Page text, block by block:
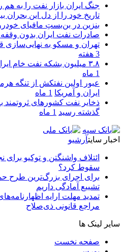
جنگ ایران بازار نفت را به
تاریخ خود را از دل این بحران
بنزین در بن‌بستِ مافیای
صادرات نفت ایران بدون وقفه
تهران و مسکو به نهایی‌سازی
3 هفته
۳.۸ میلیون بشکه نفت خام ایران از محاصره آمریکا عبور کرد
1 ماه
عبور اولین نفتکش از تنگه
ایران و آمریکا 1 ماه
گذشته رسید 1 ماه
اخبار سایتآرشیو
ائتلاف واشنگتن و توکیو
سقوط کرد؟
برای اجرای بزرگ‌ترین طرح
تشییع آمادگی داریم
تمدید مهلت ارایه
مراجع قانونی ذی‌‏صلاح
سایر لینک ها
صفحه نخست